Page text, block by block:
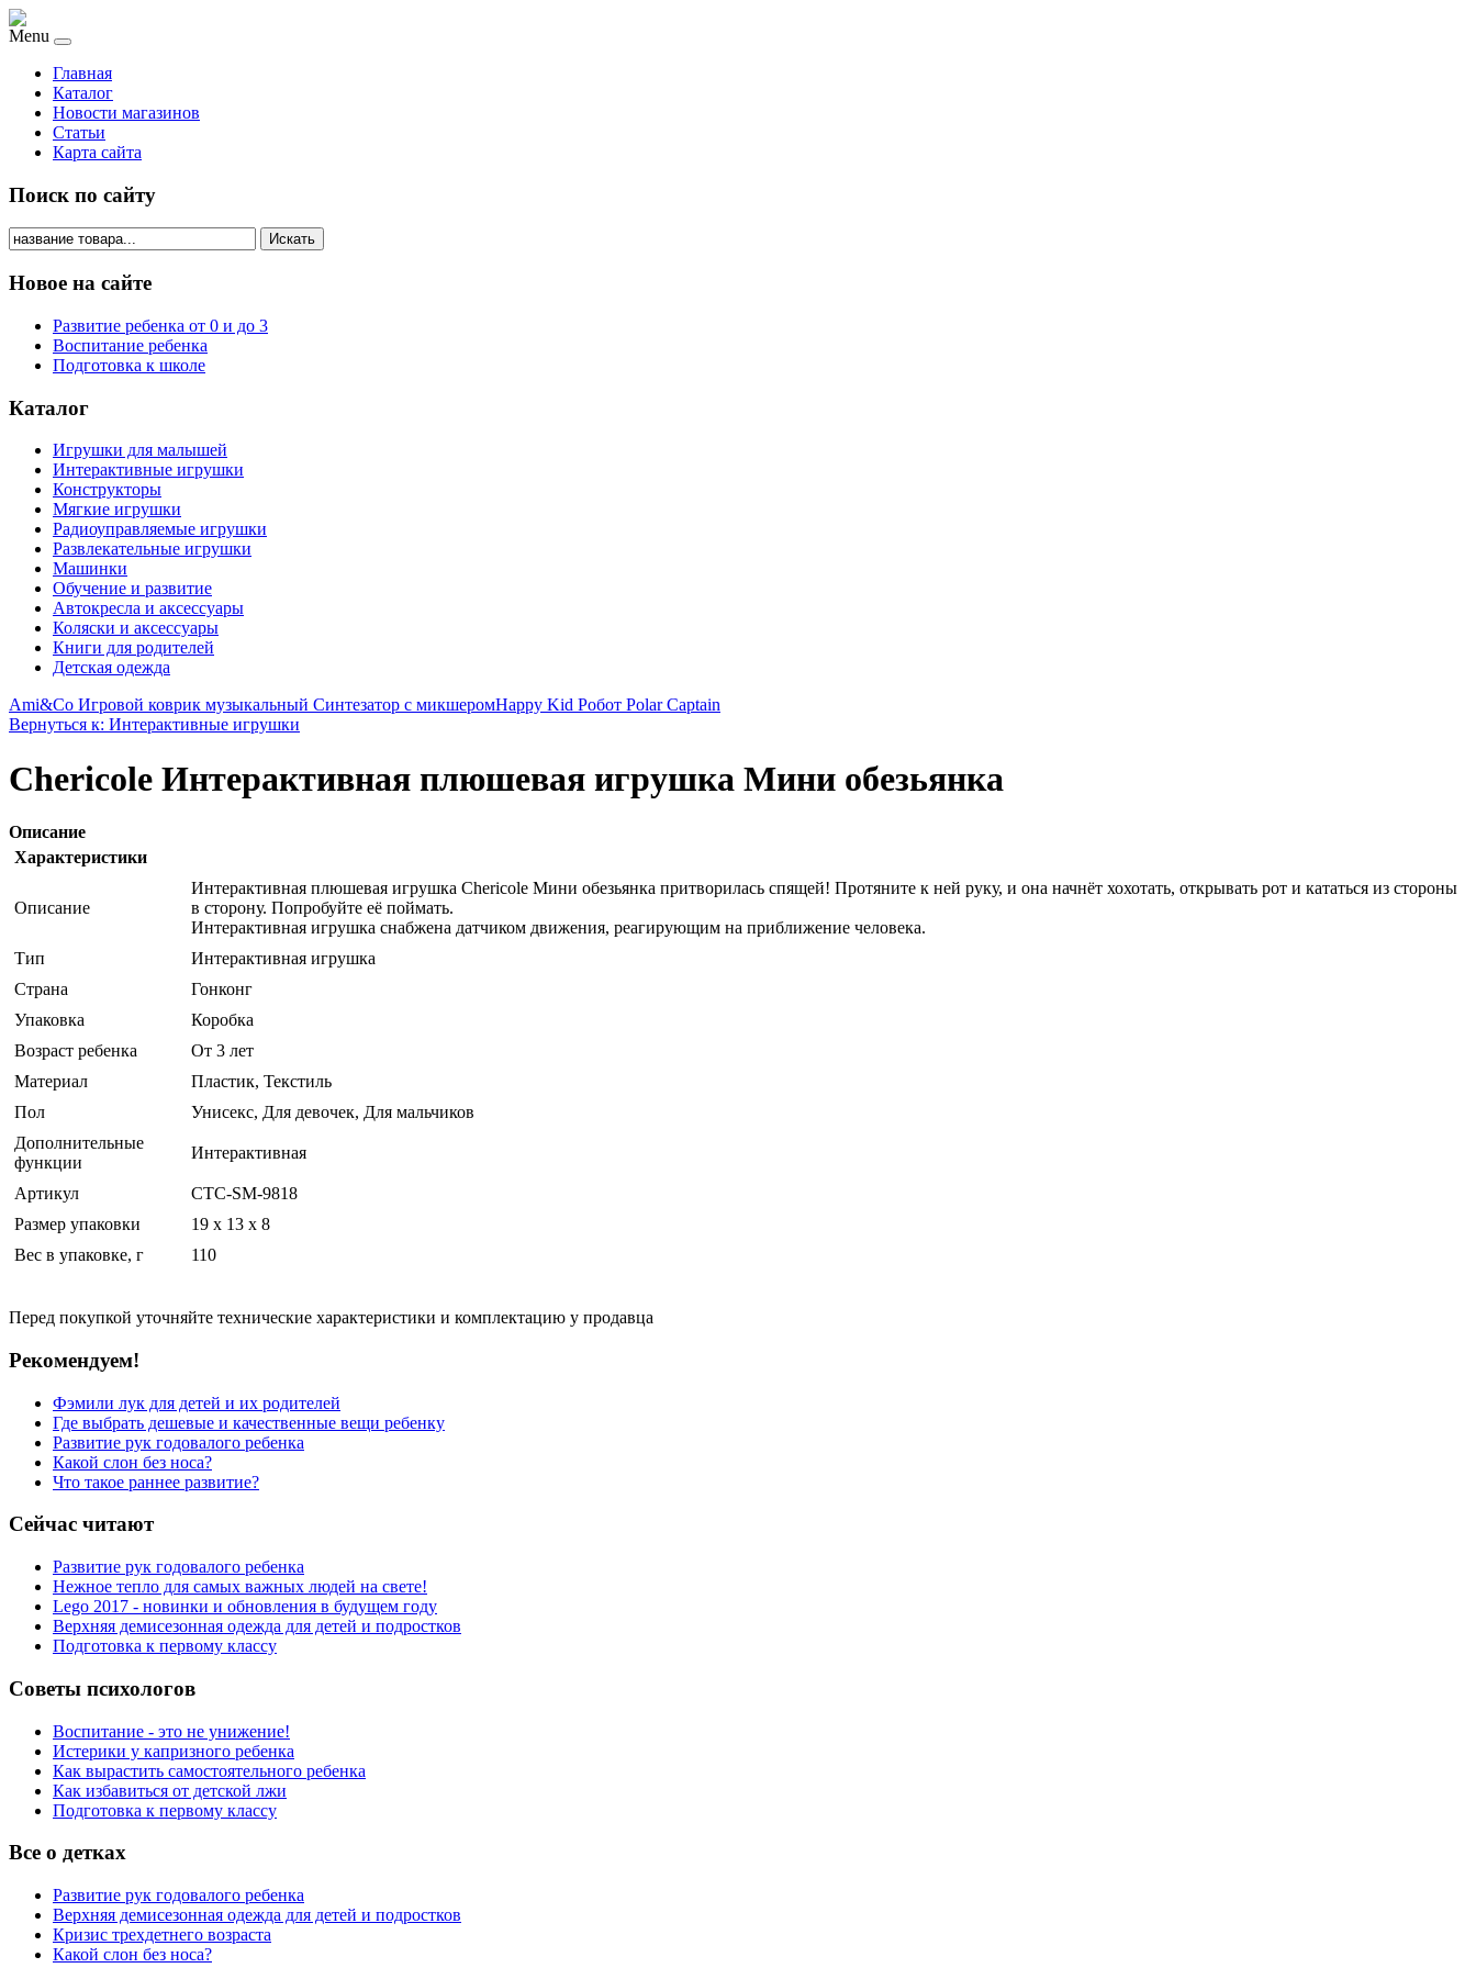
Menu
Главная
Каталог
Новости магазинов
Статьи
Карта сайта
Поиск по сайту
Искать
Новое на сайте
Развитие ребенка от 0 и до 3
Воспитание ребенка
Подготовка к школе
Каталог
Игрушки для малышей
Интерактивные игрушки
Конструкторы
Мягкие игрушки
Радиоуправляемые игрушки
Развлекательные игрушки
Машинки
Обучение и развитие
Автокресла и аксессуары
Коляски и аксессуары
Книги для родителей
Детская одежда
Ami&Co Игровой коврик музыкальный Синтезатор с микшеромHappy Kid Робот Polar Captain
Вернуться к: Интерактивные игрушки
Chericole Интерактивная плюшевая игрушка Мини обезьянка
Описание
Характеристики
Описание
Интерактивная плюшевая игрушка Chericole Мини обезьянка притворилась спящей! Протяните к ней руку, и она начнёт хохотать, открывать рот и кататься из стороны
в сторону. Попробуйте её поймать.
Интерактивная игрушка снабжена датчиком движения, реагирующим на приближение человека.
Тип
Интерактивная игрушка
Страна
Гонконг
Упаковка
Коробка
Возраст ребенка
От 3 лет
Материал
Пластик, Текстиль
Пол
Унисекс, Для девочек, Для мальчиков
Дополнительные
функции
Интерактивная
Артикул
CTC-SM-9818
Размер упаковки
19 x 13 x 8
Вес в упаковке, г
110
Перед покупкой уточняйте технические характеристики и комплектацию у продавца
Рекомендуем!
Фэмили лук для детей и их родителей
Где выбрать дешевые и качественные вещи ребенку
Развитие рук годовалого ребенка
Какой слон без носа?
Что такое раннее развитие?
Сейчас читают
Развитие рук годовалого ребенка
Нежное тепло для самых важных людей на свете!
Lego 2017 - новинки и обновления в будущем году
Верхняя демисезонная одежда для детей и подростков
Подготовка к первому классу
Советы психологов
Воспитание - это не унижение!
Истерики у капризного ребенка
Как вырастить самостоятельного ребенка
Как избавиться от детской лжи
Подготовка к первому классу
Все о детках
Развитие рук годовалого ребенка
Верхняя демисезонная одежда для детей и подростков
Кризис трехдетнего возраста
Какой слон без носа?